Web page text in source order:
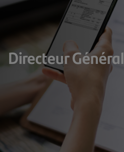
Directeur Général